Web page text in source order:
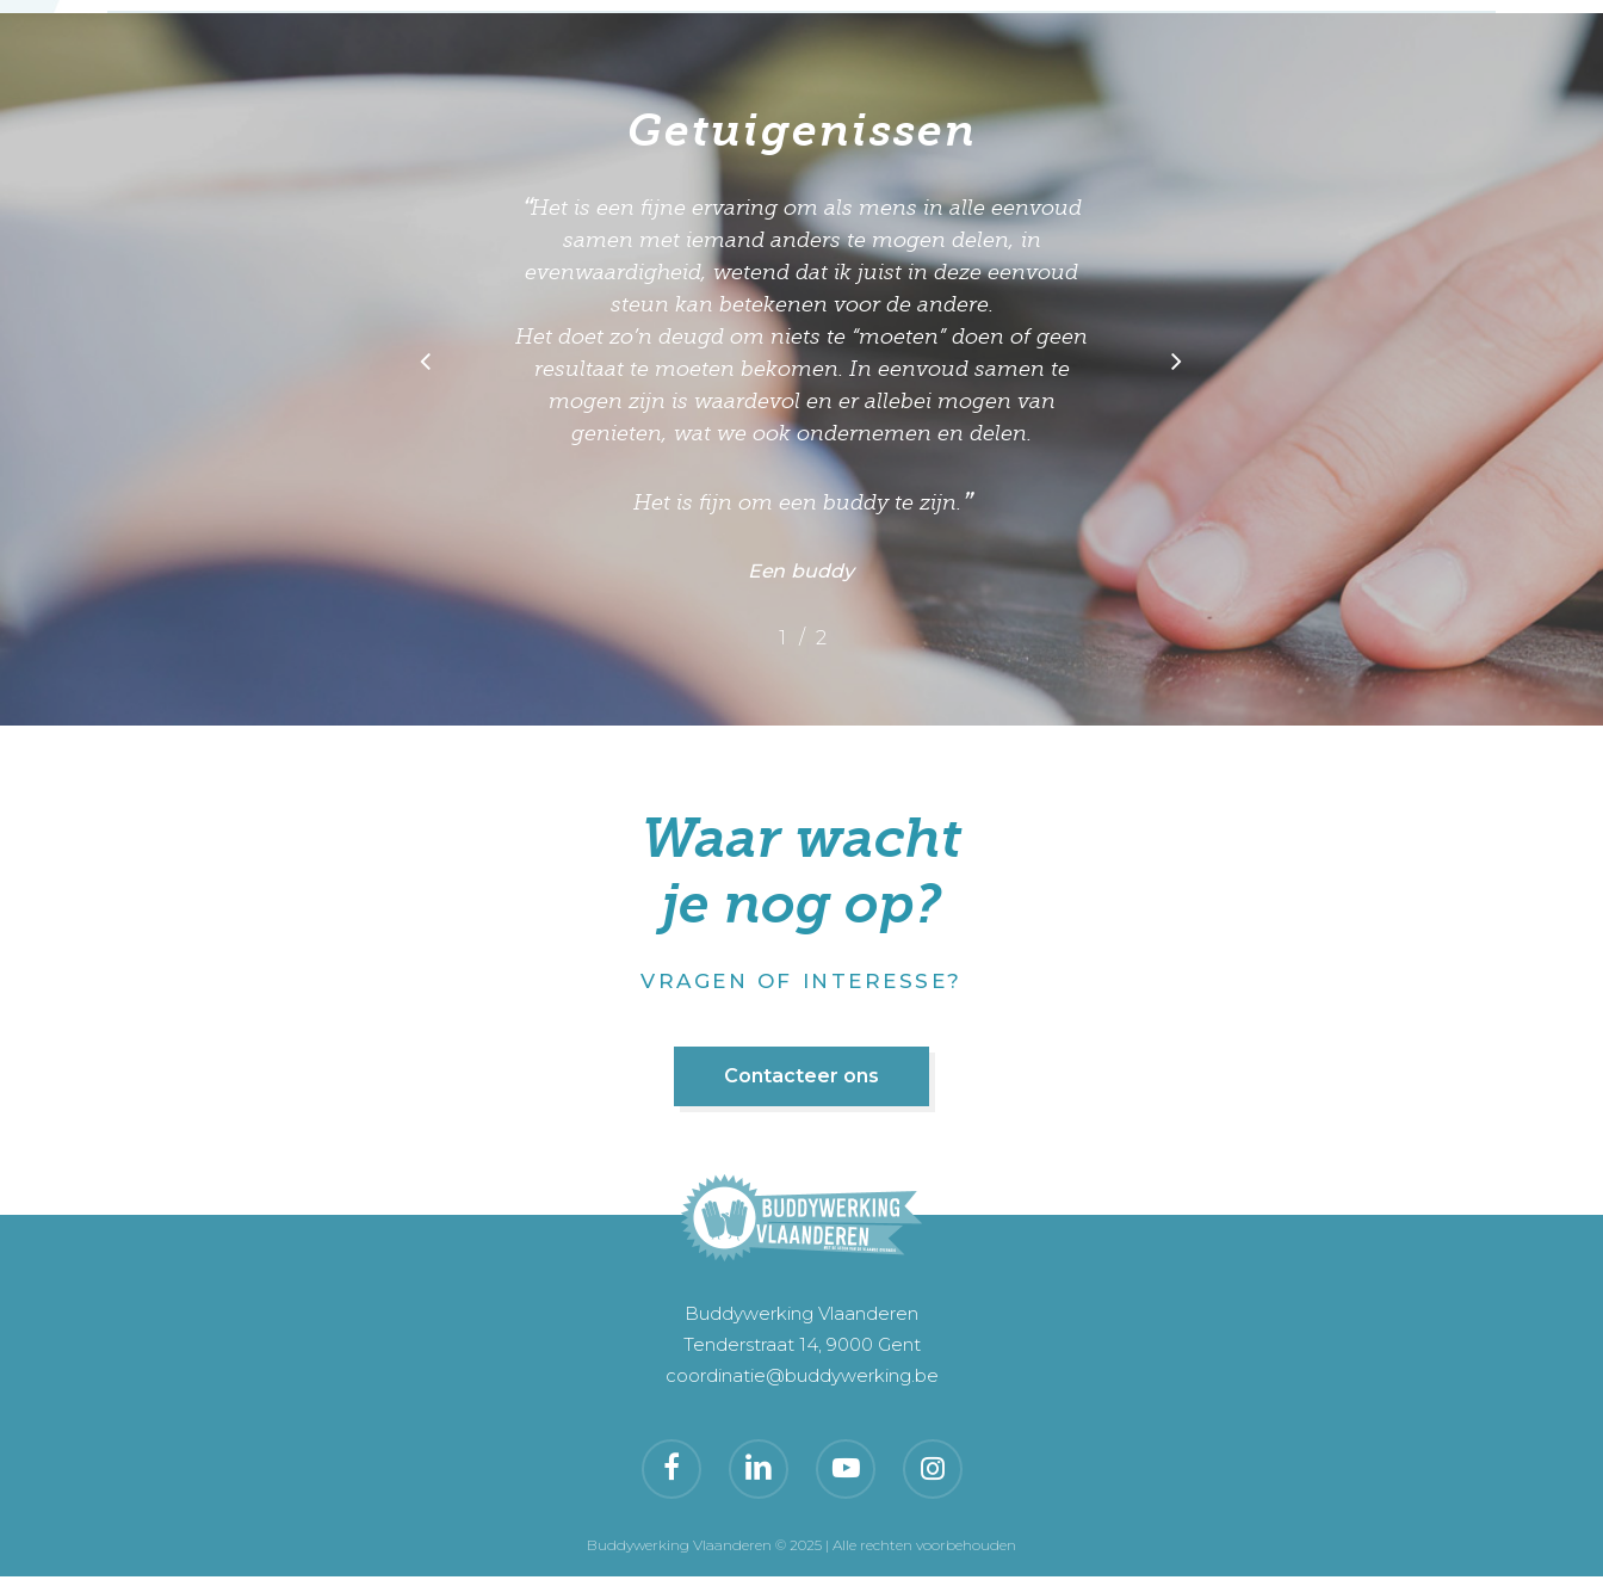
Getuigenissen
Mijn buddy is een houvast in mijn leven geworden: op
regelmatige tijdstippen is er iemand die tijd en aandacht
voor mij vrij maakt- geheel vrijwillig. Zij is mijn trouwe
supporter: ze moedigt mij aan maar ondersteunt mij
ook als het minder goed gaat. ”
Een deelnemer
2 / 2
Waar wacht
je nog op?
VRAGEN OF INTERESSE?
Contacteer ons
Buddywerking Vlaanderen
Tenderstraat 14, 9000 Gent
coordinatie@buddywerking.be
Buddywerking Vlaanderen © 2025 | Alle rechten voorbehouden